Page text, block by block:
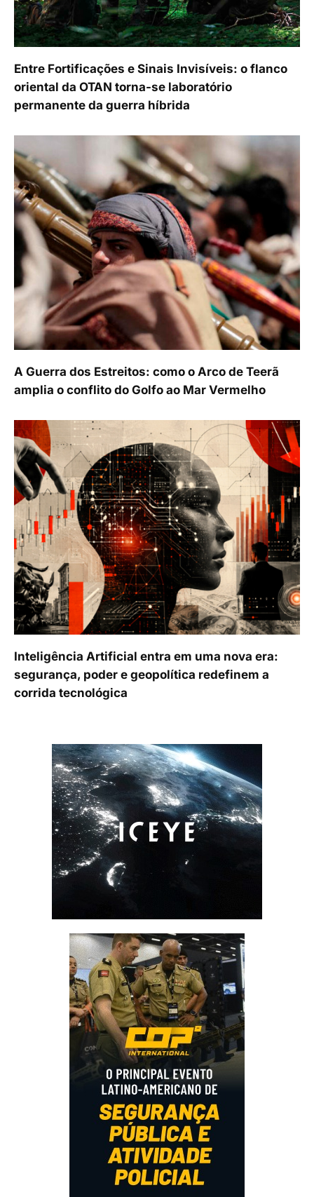
Entre Fortificações e Sinais Invisíveis: o flanco
oriental da OTAN torna-se laboratório
permanente da guerra híbrida
A Guerra dos Estreitos: como o Arco de Teerã
amplia o conflito do Golfo ao Mar Vermelho
Inteligência Artificial entra em uma nova era:
segurança, poder e geopolítica redefinem a
corrida tecnológica